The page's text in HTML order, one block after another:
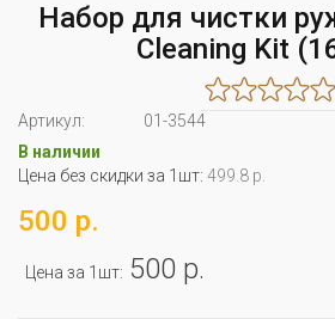
Набор для чистки
Cleaning Kit
Артикул:
01-3544
В наличии
Цена без скидки за 1шт: 499.8 р.
500 р.
Цена за 1шт: 500 р.